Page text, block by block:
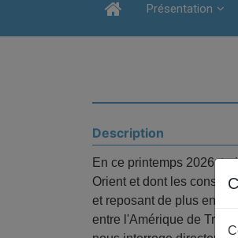
Présentation
Description
En ce printemps 2026,
Orient et dont les
et reposant de plus en
entre l'Amérique de